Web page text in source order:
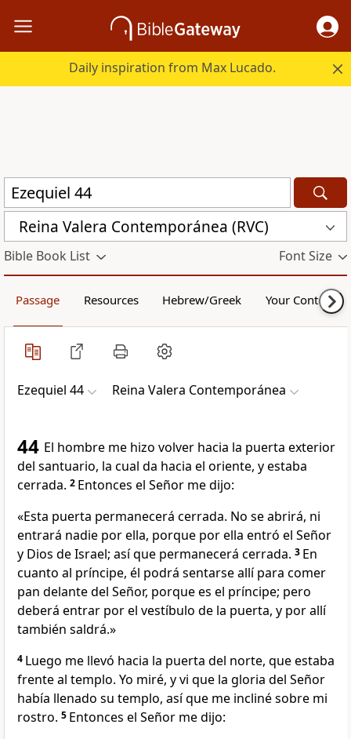
Daily inspiration from Max Lucado.
Reina Valera Contemporánea (RVC)
Bible Book List Font Size
Passage Resources Hebrew/Greek Your Content
Ezequiel 44 Reina Valera Contemporánea
44 El hombre me hizo volver hacia la puerta exterior
del santuario, la cual da hacia el oriente, y estaba
cerrada. 2 Entonces el Señor me dijo:
«Esta puerta permanecerá cerrada. No se abrirá, ni
entrará nadie por ella, porque por ella entró el Señor
y Dios de Israel; así que permanecerá cerrada. 3 En
cuanto al príncipe, él podrá sentarse allí para comer
pan delante del Señor, porque es el príncipe; pero
deberá entrar por el vestíbulo de la puerta, y por allí
también saldrá.»
4 Luego me llevó hacia la puerta del norte, que estaba
frente al templo. Yo miré, y vi que la gloria del Señor
había llenado su templo, así que me incliné sobre mi
rostro. 5 Entonces el Señor me dijo: